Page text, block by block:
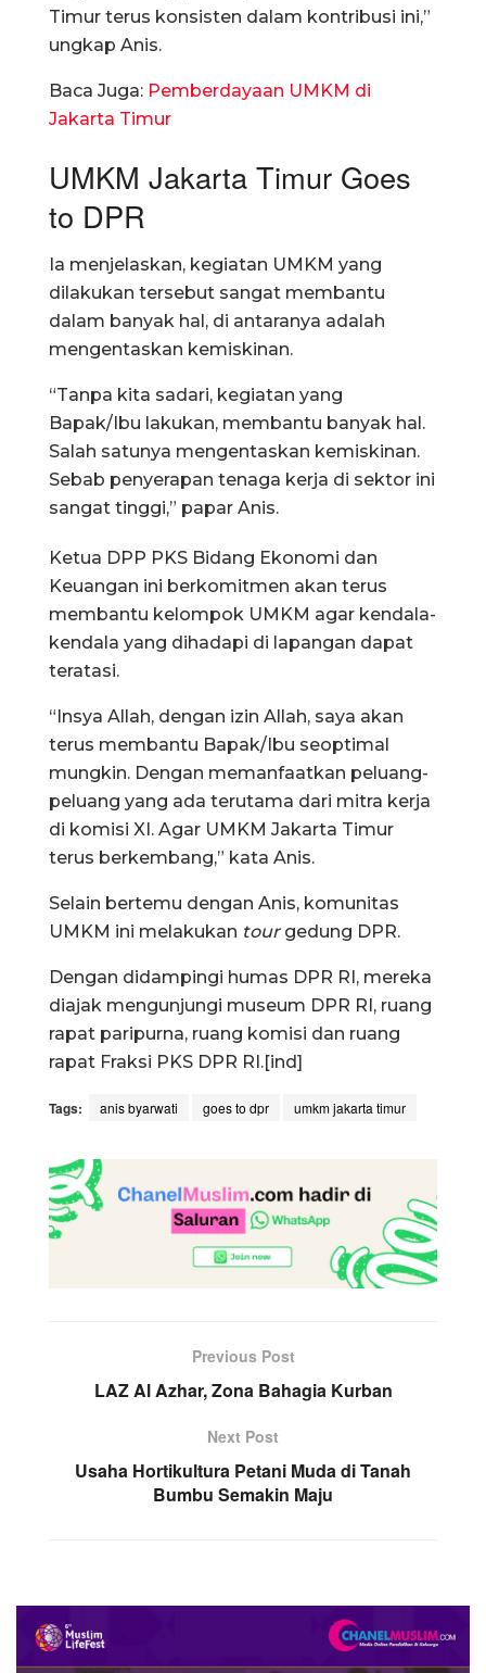
Timur terus konsisten dalam kontribusi ini,”
ungkap Anis.
Baca Juga: Pemberdayaan UMKM di
Jakarta Timur
UMKM Jakarta Timur Goes
to DPR
Ia menjelaskan, kegiatan UMKM yang
dilakukan tersebut sangat membantu
dalam banyak hal, di antaranya adalah
mengentaskan kemiskinan.
“Tanpa kita sadari, kegiatan yang
Bapak/Ibu lakukan, membantu banyak hal.
Salah satunya mengentaskan kemiskinan.
Sebab penyerapan tenaga kerja di sektor ini
sangat tinggi,” papar Anis.
Ketua DPP PKS Bidang Ekonomi dan
Keuangan ini berkomitmen akan terus
membantu kelompok UMKM agar kendala-
kendala yang dihadapi di lapangan dapat
teratasi.
“Insya Allah, dengan izin Allah, saya akan
terus membantu Bapak/Ibu seoptimal
mungkin. Dengan memanfaatkan peluang-
peluang yang ada terutama dari mitra kerja
di komisi XI. Agar UMKM Jakarta Timur
terus berkembang,” kata Anis.
Selain bertemu dengan Anis, komunitas
UMKM ini melakukan tourgedung DPR.
Dengan didampingi humas DPR RI, mereka
diajak mengunjungi museum DPR RI, ruang
rapat paripurna, ruang komisi dan ruang
rapat Fraksi PKS DPR RI.[ind]
Tags: anis byarwati goes to dpr umkm jakarta timur
Previous Post
LAZ Al Azhar, Zona Bahagia Kurban
Next Post
Usaha Hortikultura Petani Muda di Tanah
Bumbu Semakin Maju